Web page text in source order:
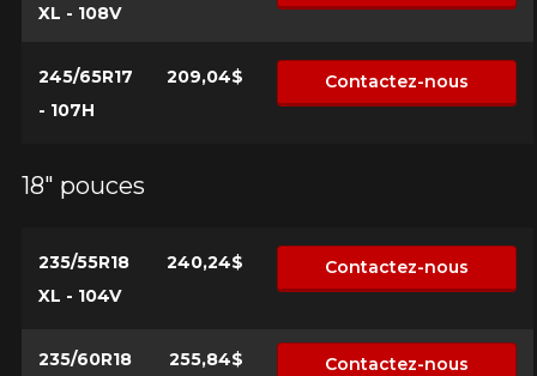
XL - 108V
245/65R17
- 107H
209,04$ Contactez-nous
18" pouces
235/55R18
XL - 104V
240,24$ Contactez-nous
235/60R18
255,84$ Contactez-nous